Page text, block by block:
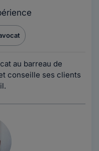
au barreau de
conseille ses clients